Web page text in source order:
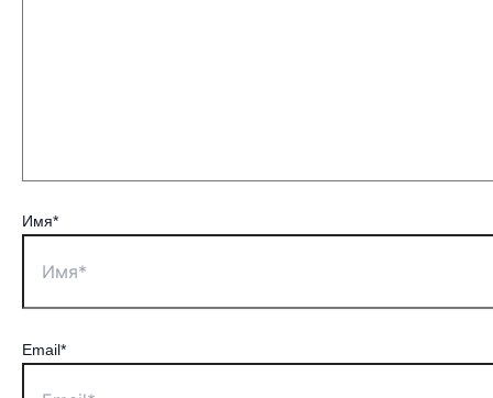
Имя*
Email*